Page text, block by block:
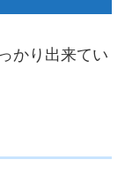
かり出来てい